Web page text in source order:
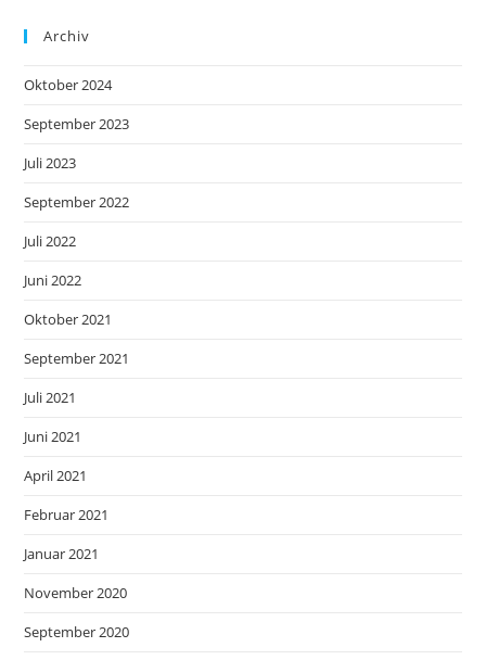
Archiv
Oktober 2024
September 2023
Juli 2023
September 2022
Juli 2022
Juni 2022
Oktober 2021
September 2021
Juli 2021
Juni 2021
April 2021
Februar 2021
Januar 2021
November 2020
September 2020